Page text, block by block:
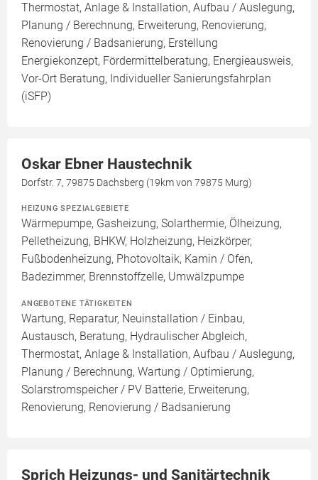
Thermostat, Anlage & Installation, Aufbau / Auslegung,
Planung / Berechnung, Erweiterung, Renovierung,
Renovierung / Badsanierung, Erstellung
Energiekonzept, Fördermittelberatung, Energieausweis,
Vor-Ort Beratung, Individueller Sanierungsfahrplan
(iSFP)
Oskar Ebner Haustechnik
Dorfstr. 7, 79875 Dachsberg (19km von 79875 Murg)
HEIZUNG SPEZIALGEBIETE
Wärmepumpe, Gasheizung, Solarthermie, Ölheizung,
Pelletheizung, BHKW, Holzheizung, Heizkörper,
Fußbodenheizung, Photovoltaik, Kamin / Ofen,
Badezimmer, Brennstoffzelle, Umwälzpumpe
ANGEBOTENE TÄTIGKEITEN
Wartung, Reparatur, Neuinstallation / Einbau,
Austausch, Beratung, Hydraulischer Abgleich,
Thermostat, Anlage & Installation, Aufbau / Auslegung,
Planung / Berechnung, Wartung / Optimierung,
Solarstromspeicher / PV Batterie, Erweiterung,
Renovierung, Renovierung / Badsanierung
Sprich Heizungs- und Sanitärtechnik